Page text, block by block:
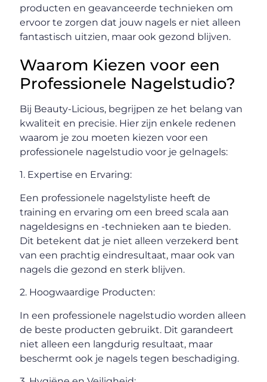
producten en geavanceerde technieken om
ervoor te zorgen dat jouw nagels er niet alleen
fantastisch uitzien, maar ook gezond blijven.
Waarom Kiezen voor een
Professionele Nagelstudio?
Bij Beauty-Licious, begrijpen ze het belang van
kwaliteit en precisie. Hier zijn enkele redenen
waarom je zou moeten kiezen voor een
professionele nagelstudio voor je gelnagels:
1. Expertise en Ervaring:
Een professionele nagelstyliste heeft de
training en ervaring om een breed scala aan
nageldesigns en -technieken aan te bieden.
Dit betekent dat je niet alleen verzekerd bent
van een prachtig eindresultaat, maar ook van
nagels die gezond en sterk blijven.
2. Hoogwaardige Producten:
In een professionele nagelstudio worden alleen
de beste producten gebruikt. Dit garandeert
niet alleen een langdurig resultaat, maar
beschermt ook je nagels tegen beschadiging.